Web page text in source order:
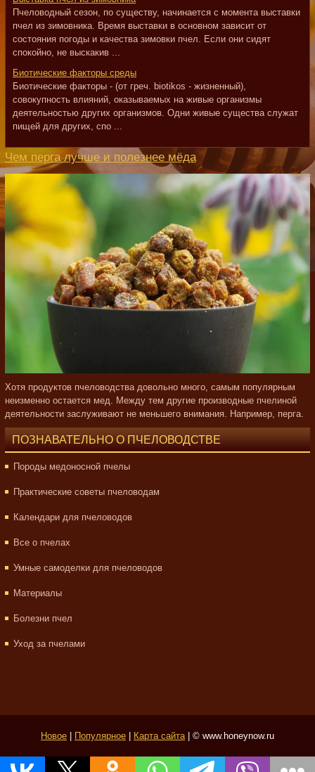
Пчеловодный сезон, по существу, начинается с момента выставки
пчел из зимовника. Время выставки в основном зависит от
состояния погоды и качества зимовки пчел. Если они сидят
спокойно, не выскакив ...
Биотические факторы среды
Биотические факторы - (от греч. biotikos - жизненный),
совокупность влияний, оказываемых на живые организмы
деятельностью других организмов. Одни живые существа служат
пищей для других, спо ...
Чем перга лучше и полезнее мёда
Хотя продуктов пчеловодства довольно много, самым популярным
неизменно остается мед. Между тем другие производные пчелиной
деятельности заслуживают не меньшего внимания. Например, перга.
ПОЗНАВАТЕЛЬНО О ПЧЕЛОВОДСТВЕ
Породы медоносной пчелы
Практические советы пчеловодам
Календари для пчеловодов
Все о пчелах
Умные самоделки для пчеловодов
Материалы
Болезни пчел
Уход за пчелами
Новое Популярное Карта сайта| © www.honeynow.ru